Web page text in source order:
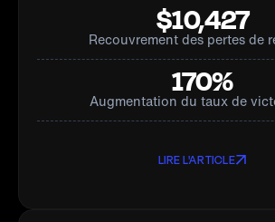
$10,427
Recouvrement des pertes de
170%
Augmentation du taux de
LIRE L'ARTICLE